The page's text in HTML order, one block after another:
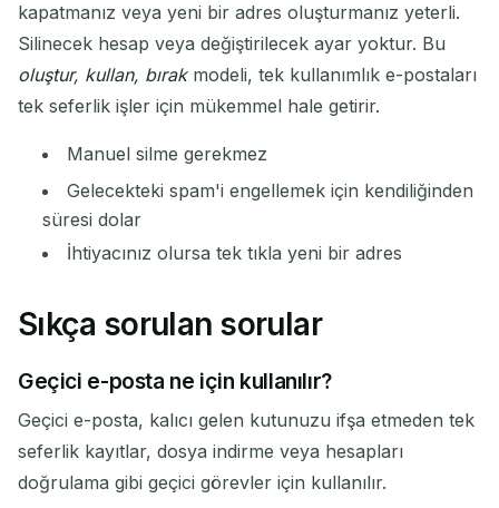
kapatmanız veya yeni bir adres oluşturmanız yeterli.
Silinecek hesap veya değiştirilecek ayar yoktur. Bu
oluştur, kullan, bırakmodeli, tek kullanımlık e-postaları
tek seferlik işler için mükemmel hale getirir.
Manuel silme gerekmez
Gelecekteki spam'i engellemek için kendiliğinden
süresi dolar
İhtiyacınız olursa tek tıkla yeni bir adres
Sıkça sorulan sorular
Geçici e-posta ne için kullanılır?
Geçici e-posta, kalıcı gelen kutunuzu ifşa etmeden tek
seferlik kayıtlar, dosya indirme veya hesapları
doğrulama gibi geçici görevler için kullanılır.